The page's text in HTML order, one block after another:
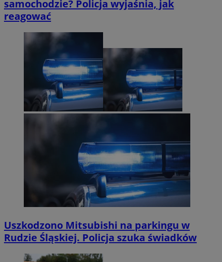
samochodzie? Policja wyjaśnia, jak
reagować
Uszkodzono Mitsubishi na parkingu w
Rudzie Śląskiej. Policja szuka świadków